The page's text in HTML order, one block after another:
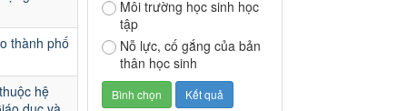
thành phố
hệ
giáo dục quốc dân và cơ sở
giáo dục khác thuộc thẩm
quyền giải quyết của Sở Giáo
dục và Đào tạo, Ủy ban nhân
dân cấp huyện
Ngày ban hành: 30/09/2024
Môi trường học sinh học
tập
Nỗ lực, cố gắng của bản
thân học sinh